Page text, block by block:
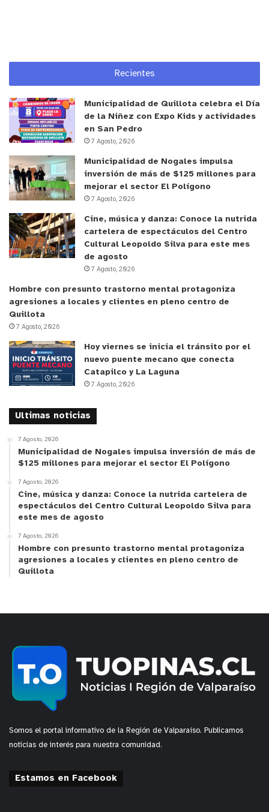
Recientes
Municipalidad de Quillota celebra el Día
de la Niñez con Expo Kids y actividades
en San Pedro
7 Agosto, 2026
Municipalidad de Nogales impulsa
inversión de más de $125 millones para
mejorar el sector El Polígono
7 Agosto, 2026
Cine, música y danza: Conoce la nutrida
cartelera de espectáculos del Centro
Cultural Leopoldo Silva para este mes
de agosto
7 Agosto, 2026
Hombre con presunto trastorno mental protagoniza
agresiones a locales y clientes en pleno centro de
Quillota
7 Agosto, 2026
Hoy viernes se inicia el tránsito por el
nuevo puente mecano que conecta
Catapilco y La Laguna
7 Agosto, 2026
Ultimas noticias
7 Agosto, 2026
Municipalidad de Nogales impulsa inversión de más de
$125 millones para mejorar el sector El Polígono
7 Agosto, 2026
Cine, música y danza: Conoce la nutrida cartelera de
espectáculos del Centro Cultural Leopoldo Silva para
este mes de agosto
7 Agosto, 2026
Hombre con presunto trastorno mental protagoniza
agresiones a locales y clientes en pleno centro de
Quillota
Somos el portal informativo de la Región de Valparaíso. Publicamos
noticias de interés para nuestra comunidad.
Estamos en Facebook